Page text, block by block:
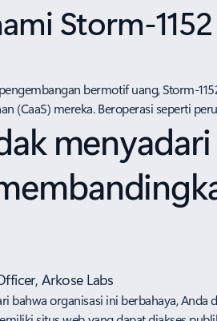
Storm-1152
bermotif uang, Storm-
(CaaS) mereka. Beroperasi seperti
Arkose Labs
bahwa organisasi ini berbahaya,